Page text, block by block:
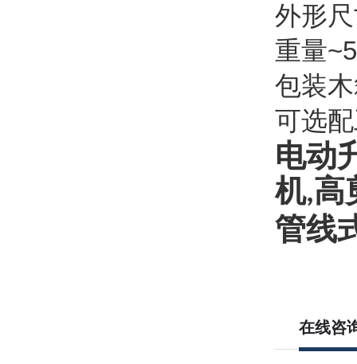
外形
重量
包装
可选
电动
机,高
管线
在线咨